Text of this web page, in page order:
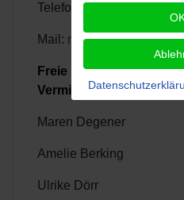
Telefon: 0157 - 874 892 45
Mail: media@kz-
Freie Mitarbeiter:innen
Vermittlungsarbeit
Maren Degener
Amelie Berking
Ulrike Dörr